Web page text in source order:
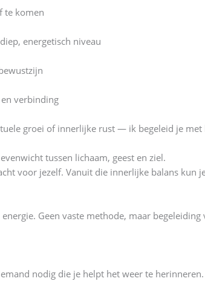
te komen
energetisch niveau
verbinding
groei of innerlijke rust — ik begeleid je
tussen lichaam, geest en ziel.
voor jezelf. Vanuit die innerlijke balans kun
Geen vaste methode, maar
nodig die je helpt het weer te herinneren.